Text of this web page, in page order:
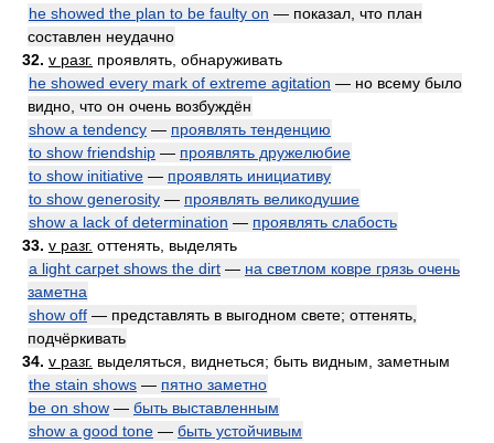
he showed the plan to be faulty on — показал, что план
составлен неудачно
32. v разг. проявлять, обнаруживать
he showed every mark of extreme agitation — но всему было
видно, что он очень возбуждён
show a tendency — проявлять тенденцию
to show friendship — проявлять дружелюбие
to show initiative — проявлять инициативу
to show generosity — проявлять великодушие
show a lack of determination — проявлять слабость
33. v разг. оттенять, выделять
a light carpet shows the dirt — на светлом ковре грязь очень
заметна
show off — представлять в выгодном свете; оттенять,
подчёркивать
34. v разг. выделяться, виднеться; быть видным, заметным
the stain shows — пятно заметно
be on show — быть выставленным
show a good tone — быть устойчивым